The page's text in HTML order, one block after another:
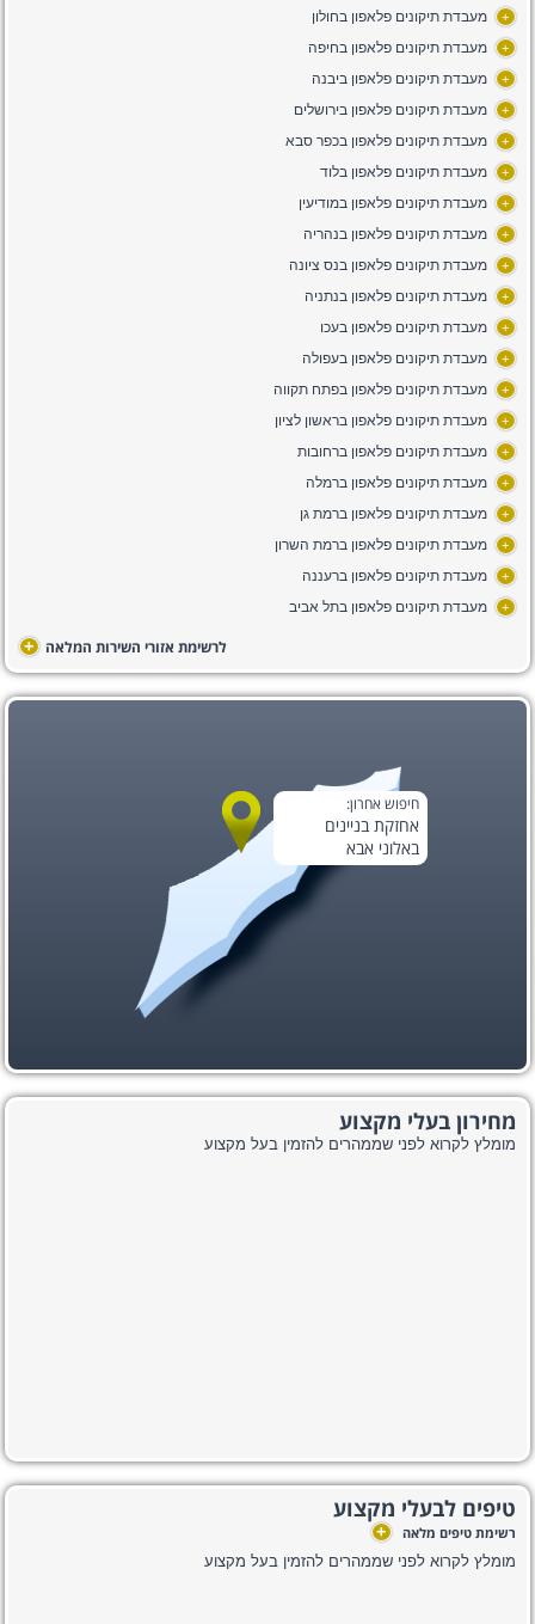
+ מעבדת תיקונים פלאפון בחולון
+ מעבדת תיקונים פלאפון בחיפה
+ מעבדת תיקונים פלאפון ביבנה
+ מעבדת תיקונים פלאפון בירושלים
+ מעבדת תיקונים פלאפון בכפר סבא
+ מעבדת תיקונים פלאפון בלוד
+ מעבדת תיקונים פלאפון במודיעין
+ מעבדת תיקונים פלאפון בנהריה
+ מעבדת תיקונים פלאפון בנס ציונה
+ מעבדת תיקונים פלאפון בנתניה
+ מעבדת תיקונים פלאפון בעכו
+ מעבדת תיקונים פלאפון בעפולה
+ מעבדת תיקונים פלאפון בפתח תקווה
+ מעבדת תיקונים פלאפון בראשון לציון
+ מעבדת תיקונים פלאפון ברחובות
+ מעבדת תיקונים פלאפון ברמלה
+ מעבדת תיקונים פלאפון ברמת גן
+ מעבדת תיקונים פלאפון ברמת השרון
+ מעבדת תיקונים פלאפון ברעננה
+ מעבדת תיקונים פלאפון בתל אביב
לרשימת אזורי השירות המלאה +
חיפוש אחרון:
אחזקת בניינים
באלוני אבא
מחירון בעלי מקצוע
מומלץ לקרוא לפני שממהרים להזמין בעל מקצוע
טיפים לבעלי מקצוע
רשימת טיפים מלאה +
מומלץ לקרוא לפני שממהרים להזמין בעל מקצוע